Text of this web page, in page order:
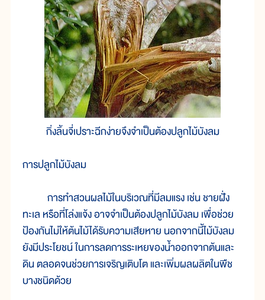
กิ่งลิ้นจี่เปราะฉีกง่ายจึงจำเป็นต้องปลูกไม้บังลม
การปลูกไม้บังลม
การทำสวนผลไม้ในบริเวณที่มีลมแรง เช่น ชายฝั่ง
ทะเล หรือที่โล่งแจ้ง อาจจำเป็นต้องปลูกไม้บังลม เพื่อช่วย
ป้องกันไม่ให้ต้นไม้ได้รับความเสียหาย นอกจากนี้ไม้บังลม
ยังมีประโยชน์ ในการลดการระเหยของน้ำออกจากต้นและ
ดิน ตลอดจนช่วยการเจริญเติบโต และเพิ่มผลผลิตในพืช
บางชนิดด้วย